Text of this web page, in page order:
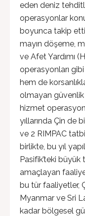
eden deniz
operasyonlar
boyunca takip
mayın döşeme,
ve Afet Yardımı
operasyonları
hem de
olmayan
hizmet
yıllarında Çin de
ve 2 RIMPAC
birlikte, bu yıl
Pasifik’teki büyük
amaçlayan
bu tür faaliyetler,
Myanmar ve Sri
kadar bölgesel